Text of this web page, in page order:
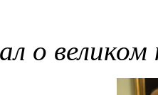
о великом